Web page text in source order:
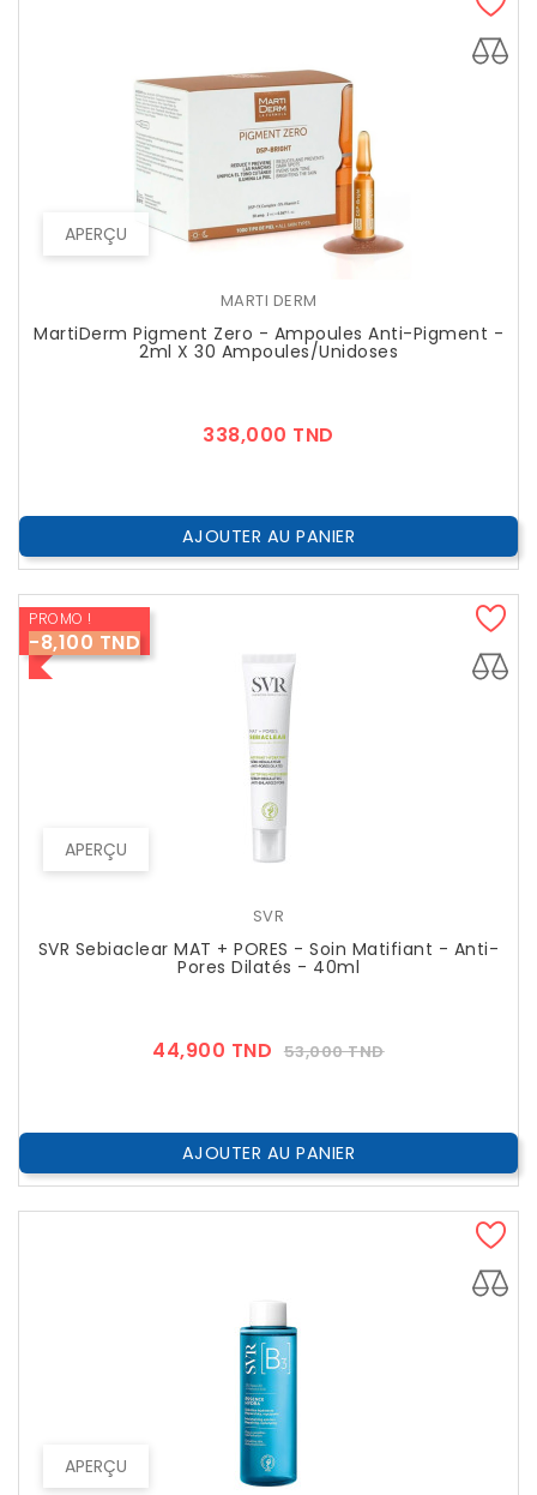
APERÇU
MARTI DERM
MartiDerm Pigment Zero - Ampoules Anti-Pigment -
2ml X 30 Ampoules/unidoses
338,000 TND
AJOUTER AU PANIER
APERÇU
PROMO !
-8,100 TND
SVR
SVR Sebiaclear MAT + PORES - Soin Matifiant - Anti-
Pores Dilatés - 40ml
44,900 TND Prix
53,000 TNDPrix
AJOUTER AU PANIER
APERÇU